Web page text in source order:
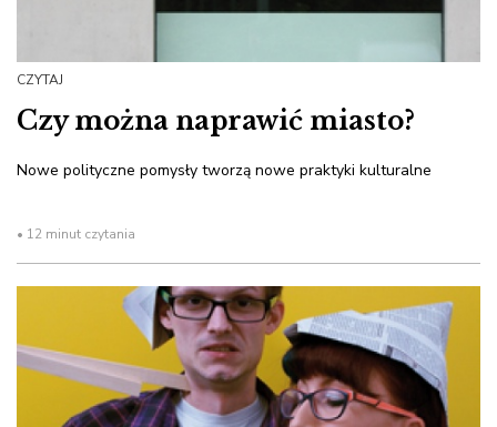
CZYTAJ
Czy można naprawić miasto?
Nowe polityczne pomysły tworzą nowe praktyki kulturalne
• 12 minut czytania